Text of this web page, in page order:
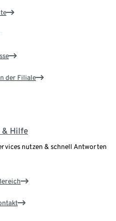
der Filiale
& Hilfe
nutzen & schnell Antworten